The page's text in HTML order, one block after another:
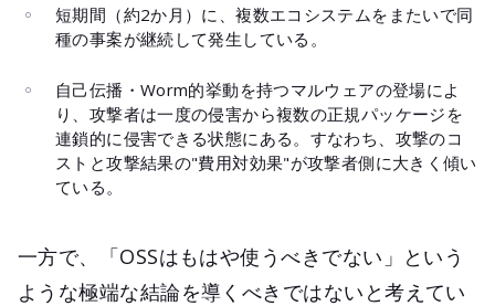
短期間（約2か月）に、複数エコシステムをまたいで同
種の事案が継続して発生している。
自己伝播・Worm的挙動を持つマルウェアの登場によ
り、攻撃者は一度の侵害から複数の正規パッケージを
連鎖的に侵害できる状態にある。すなわち、攻撃のコ
ストと攻撃結果の"費用対効果"が攻撃者側に大きく傾い
ている。
一方で、「OSSはもはや使うべきでない」という
ような極端な結論を導くべきではないと考えてい